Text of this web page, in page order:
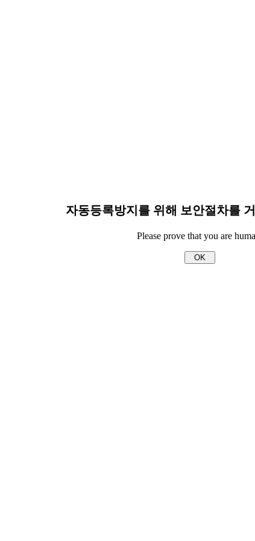
자동등록방지를 위해 보안절차를
Please prove that you are